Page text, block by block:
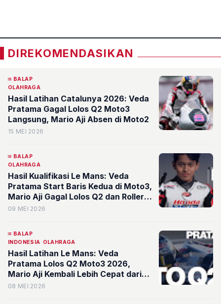
DIREKOMENDASIKAN
BALAP
OLAHRAGA
Hasil Latihan Catalunya 2026: Veda
Pratama Gagal Lolos Q2 Moto3
Langsung, Mario Aji Absen di Moto2
15 MEI 2026
BALAP
OLAHRAGA
Hasil Kualifikasi Le Mans: Veda
Pratama Start Baris Kedua di Moto3,
Mario Aji Gagal Lolos Q2 dan Roller
Coaster Marc Marquez di MotoGP
09 MEI 2026
BALAP
INDONESIA OLAHRAGA
Hasil Latihan Le Mans: Veda
Pratama Lolos Q2 Moto3 2026,
Mario Aji Kembali Lebih Cepat dari
Rekan Setimnya
08 MEI 2026